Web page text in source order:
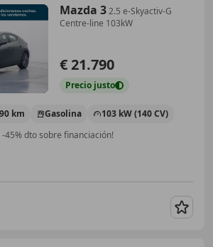
Mazda 32.5 e-Skyactiv-G
Centre-line 103kW
€ 21.790
Precio justo
km Gasolina
103 kW (140 CV)
-45% dto sobre financiación!